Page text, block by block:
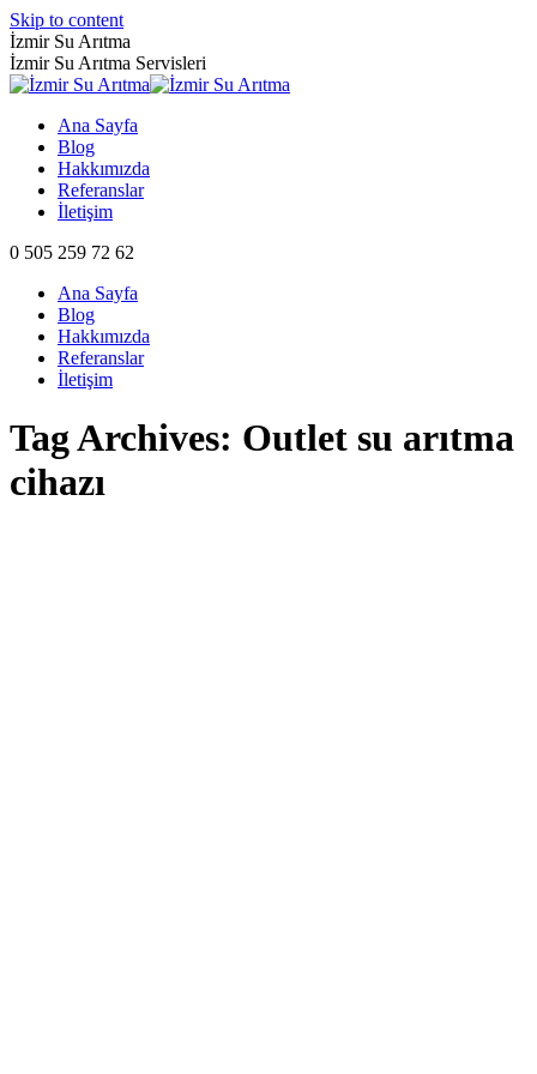
Skip to content
İzmir Su Arıtma
İzmir Su Arıtma Servisleri
Ana Sayfa
Blog
Hakkımızda
Referanslar
İletişim
0 505 259 72 62
Ana Sayfa
Blog
Hakkımızda
Referanslar
İletişim
Tag Archives: Outlet su arıtma
cihazı